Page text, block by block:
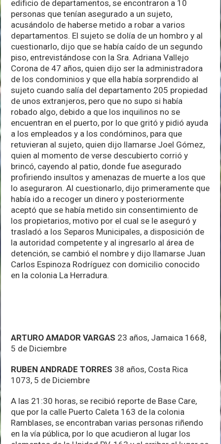
edificio de departamentos, se encontraron a 10
personas que tenían asegurado a un sujeto,
acusándolo de haberse metido a robar a varios
departamentos. El sujeto se dolía de un hombro y al
cuestionarlo, dijo que se había caído de un segundo
piso, entrevistándose con la Sra. Adriana Vallejo
Corona de 47 años, quien dijo ser la administradora
de los condominios y que ella había sorprendido al
sujeto cuando salía del departamento 205 propiedad
de unos extranjeros, pero que no supo si había
robado algo, debido a que los inquilinos no se
encuentran en el puerto, por lo que gritó y pidió ayuda
a los empleados y a los condóminos, para que
retuvieran al sujeto, quien dijo llamarse Joel Gómez,
quien al momento de verse descubierto corrió y
brincó, cayendo al patio, donde fue asegurado
profiriendo insultos y amenazas de muerte a los que
lo aseguraron. Al cuestionarlo, dijo primeramente que
había ido a recoger un dinero y posteriormente
aceptó que se había metido sin consentimiento de
los propietarios, motivo por el cual se le aseguró y
trasladó a los Separos Municipales, a disposición de
la autoridad competente y al ingresarlo al área de
detención, se cambió el nombre y dijo llamarse Juan
Carlos Espinoza Rodríguez con domicilio conocido
en la colonia La Herradura.
ARTURO AMADOR VARGAS 23 años, Jamaica 1668,
5 de Diciembre
RUBEN ANDRADE TORRES 38 años, Costa Rica
1073, 5 de Diciembre
A las 21:30 horas, se recibió reporte de Base Care,
que por la calle Puerto Caleta 163 de la colonia
Ramblases, se encontraban varias personas riñendo
en la vía pública, por lo que acudieron al lugar los